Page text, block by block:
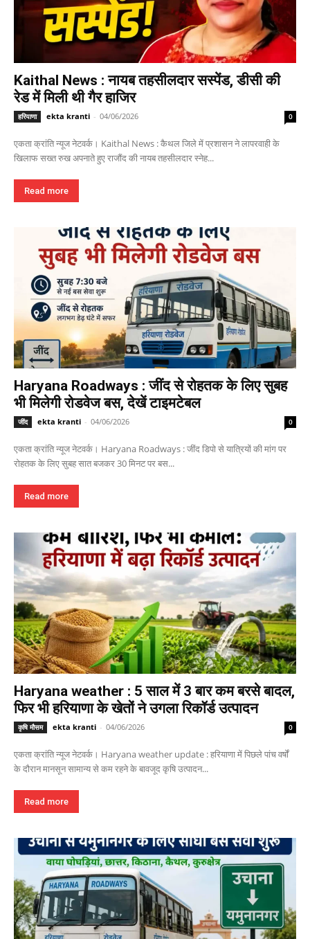
Kaithal News : नायब तहसीलदार सस्पेंड, डीसी की
रेड में मिली थी गैर हाजिर
हरियाणा ekta kranti - 04/06/2026 0
एकता क्रांति न्यूज नेटवर्क। Kaithal News : कैथल जिले में प्रशासन ने लापरवाही के
खिलाफ सख्त रुख अपनाते हुए राजौंद की नायब तहसीलदार स्नेह...
Read more
Haryana Roadways : जींद से रोहतक के लिए सुबह
भी मिलेगी रोडवेज बस, देखें टाइमटेबल
जींद ekta kranti - 04/06/2026 0
एकता क्रांति न्यूज नेटवर्क। Haryana Roadways : जींद डिपो से यात्रियों की मांग पर
रोहतक के लिए सुबह सात बजकर 30 मिनट पर बस...
Read more
Haryana weather : 5 साल में 3 बार कम बरसे बादल,
फिर भी हरियाणा के खेतों ने उगला रिकॉर्ड उत्पादन
कृषि मौसम ekta kranti - 04/06/2026 0
एकता क्रांति न्यूज नेटवर्क। Haryana weather update : हरियाणा में पिछले पांच वर्षों
के दौरान मानसून सामान्य से कम रहने के बावजूद कृषि उत्पादन...
Read more